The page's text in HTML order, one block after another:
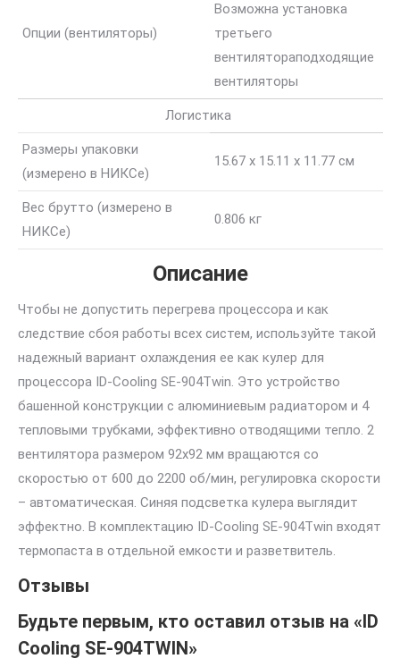
Опции (вентиляторы)
Возможна установка
третьего
вентилятораподходящие
вентиляторы
Логистика
Размеры упаковки
(измерено в НИКСе)
15.67 x 15.11 x 11.77 см
Вес брутто (измерено в
НИКСе)
0.806 кг
Описание
Чтобы не допустить перегрева процессора и как
следствие сбоя работы всех систем, используйте такой
надежный вариант охлаждения ее как кулер для
процессора ID-Cooling SE-904Twin. Это устройство
башенной конструкции с алюминиевым радиатором и 4
тепловыми трубками, эффективно отводящими тепло. 2
вентилятора размером 92х92 мм вращаются со
скоростью от 600 до 2200 об/мин, регулировка скорости
– автоматическая. Синяя подсветка кулера выглядит
эффектно. В комплектацию ID-Cooling SE-904Twin входят
термопаста в отдельной емкости и разветвитель.
Отзывы
Будьте первым, кто оставил отзыв на «ID
Cooling SE-904TWIN»